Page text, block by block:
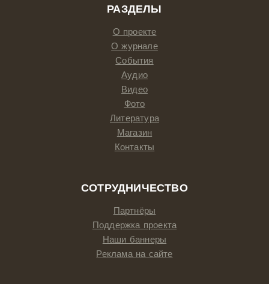
РАЗДЕЛЫ
О проекте
О журнале
События
Аудио
Видео
Фото
Литература
Магазин
Контакты
СОТРУДНИЧЕСТВО
Партнёры
Поддержка проекта
Наши баннеры
Реклама на сайте